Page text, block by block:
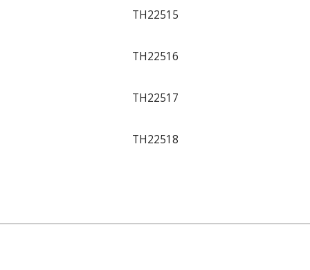
TH22515
TH22516
TH22517
TH22518